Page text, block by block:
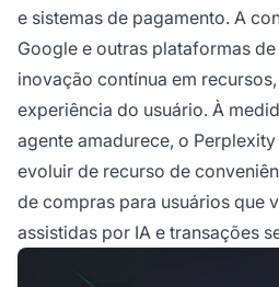
e sistemas de pagamento. A
Google e outras plataformas
inovação contínua em
experiência do usuário. À
agente amadurece, o
evoluir de recurso de
de compras para usuários que
assistidas por IA e transações